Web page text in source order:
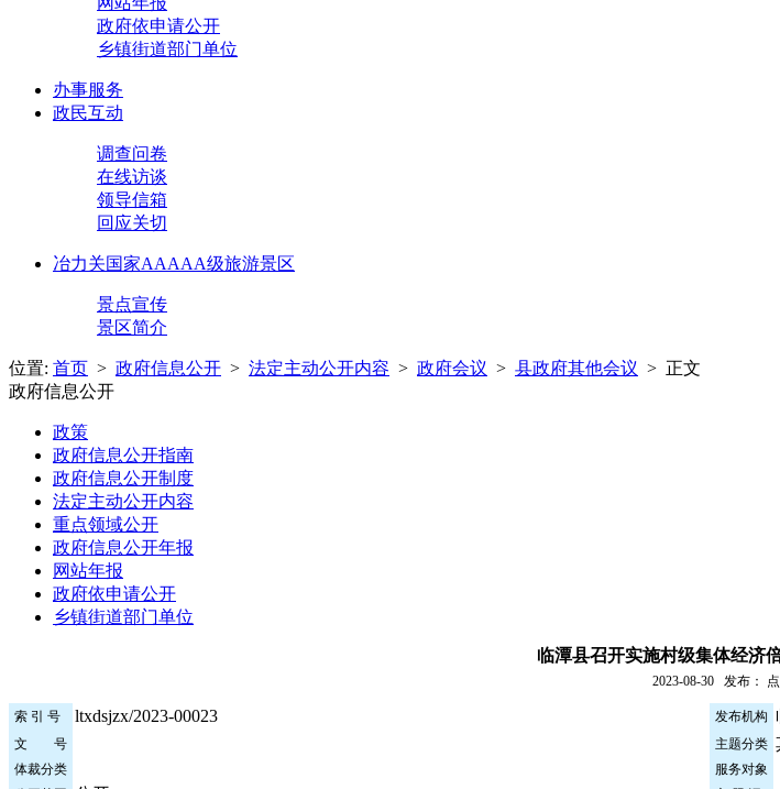
政府依申请公开
乡镇街道部门单位
办事服务
政民互动
调查问卷
在线访谈
领导信箱
回应关切
冶力关国家AAAAA级旅游景区
景点宣传
景区简介
位置: 首页 > 政府信息公开 > 法定主动公开内容 > 政府会议 > 县政府其他会议 > 正文
政府信息公开
政策
政府信息公开指南
政府信息公开制度
法定主动公开内容
重点领域公开
政府信息公开年报
网站年报
政府依申请公开
乡镇街道部门单位
临潭县召开实施村级集体经济
2023-08-30 发布： 点
索 引 号 ltxdsjzx/2023-00023 发布机构
文 号 主题分类
体裁分类
服务对象